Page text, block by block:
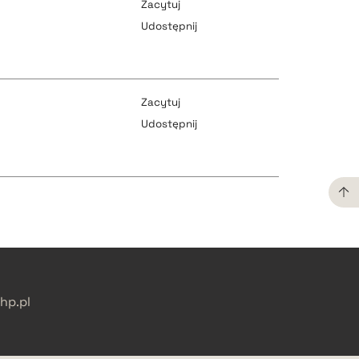
pobierz cytat
pobierz cytat
Zacytuj
Udostępnij
pobierz cytat
Zacytuj
Udostępnij